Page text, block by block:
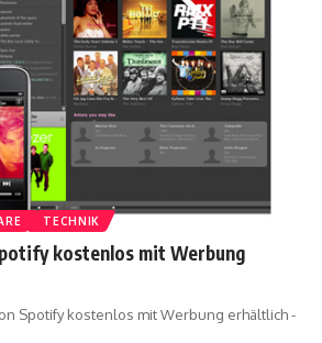
TECHNIK
kostenlos mit Werbung
Spotify kostenlos mit Werbung erhältlich -